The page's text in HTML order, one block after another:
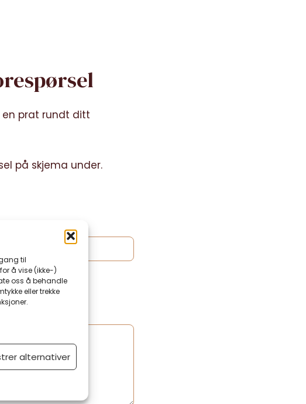
til
å vise (ikke-)
oss å behandle
eller trekke
alternativer
en prat rundt ditt
på skjema under.